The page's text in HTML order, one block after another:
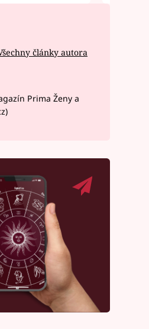
články autora
Prima Ženy a